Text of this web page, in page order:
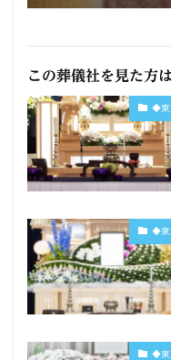
この葬儀社を見た方
◆東
◆東
◆東